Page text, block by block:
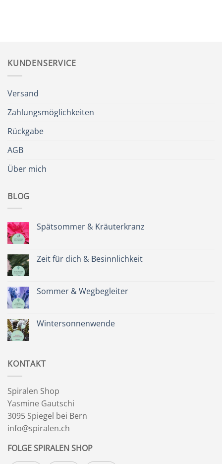
KUNDENSERVICE
Versand
Zahlungsmöglichkeiten
Rückgabe
AGB
Über mich
BLOG
Spätsommer & Kräuterkranz
Spätsommer
&
Zeit für dich & Besinnlichkeit
Zeit
für
Sommer & Wegbegleiter
Sommer
&
Wintersonnenwende
KONTAKT
Spiralen Shop
Yasmine Gautschi
3095 Spiegel bei Bern
info@spiralen.ch
FOLGE SPIRALEN SHOP